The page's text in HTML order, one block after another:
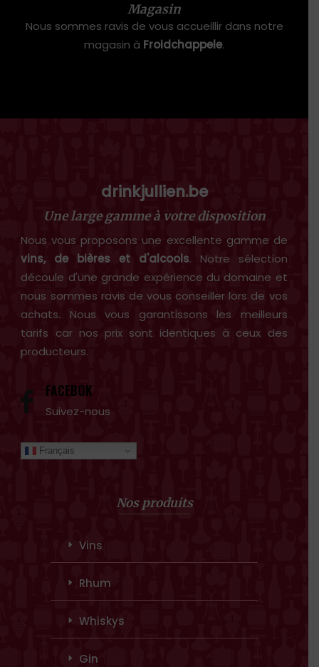
Magasin
Nous sommes ravis de vous accueillir dans notre
magasin à Froidchappele.
drinkjullien.be
Une large gamme à votre disposition
Nous vous proposons une excellente gamme de
vins, de bières et d'alcools. Notre sélection
découle d'une grande expérience du domaine et
nous sommes ravis de vous conseiller lors de vos
achats. Nous vous garantissons les meilleurs
tarifs car nos prix sont identiques à ceux des
producteurs.
FACEBOK
Suivez-nous
Français
Nos produits
Vins
Rhum
Whiskys
Gin